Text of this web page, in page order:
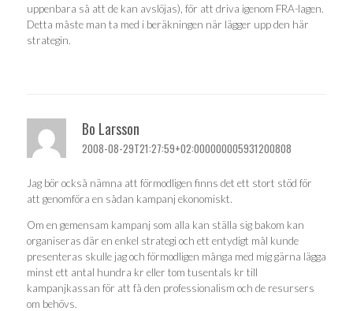
uppenbara så att de kan avslöjas), för att driva igenom FRA-lagen.
Detta måste man ta med i beräkningen när lägger upp den här
strategin.
Bo Larsson
2008-08-29T21:27:59+02:000000005931200808
Jag bör också nämna att förmodligen finns det ett stort stöd för
att genomföra en sådan kampanj ekonomiskt.
Om en gemensam kampanj som alla kan ställa sig bakom kan
organiseras där en enkel strategi och ett entydigt mål kunde
presenteras skulle jag och förmodligen många med mig gärna lägga
minst ett antal hundra kr eller tom tusentals kr till
kampanjkassan för att få den professionalism och de resursers
om behövs.